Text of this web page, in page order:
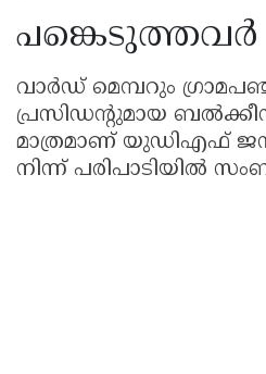
പങ്കെടുത്തവർ
വാർഡ് മെമ്പറും
പ്രസിഡന്റുമായ
മാത്രമാണ് യുഡിഎഫ്
നിന്ന് പരിപാടിയിൽ